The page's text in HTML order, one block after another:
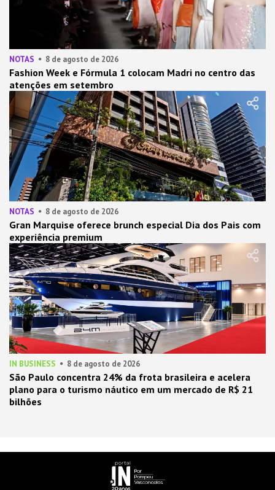
NOTAS 8 de agosto de 2026
Fashion Week e Fórmula 1 colocam Madri no centro das
atenções em setembro
NOTAS 8 de agosto de 2026
Gran Marquise oferece brunch especial Dia dos Pais com
experiência premium
IN BUSINESS 8 de agosto de 2026
São Paulo concentra 24% da frota brasileira e acelera
plano para o turismo náutico em um mercado de R$ 21
bilhões